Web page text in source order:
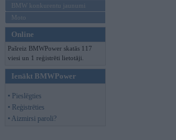
BMW konkurentu jaunumi
Moto
Online
Pašreiz BMWPower skatās 117
viesi un 1 reģistrēti lietotāji.
Ienākt BMWPower
• Pieslēgties
• Reģistrēties
• Aizmirsi paroli?